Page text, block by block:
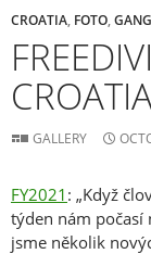
CROATIA FOTO
GALLERY
FY2021 : „Když
týden nám počasí
jsme několik